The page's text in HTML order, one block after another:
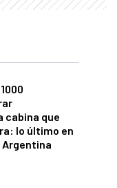
cabina que
lo último en
Argentina